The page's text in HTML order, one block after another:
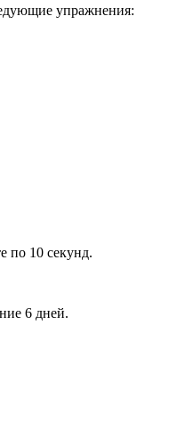
упражнения:
по 10 секунд.
6 дней.